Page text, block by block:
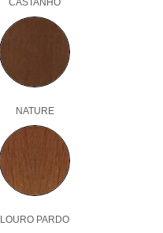
NATURE
LOURO PARDO